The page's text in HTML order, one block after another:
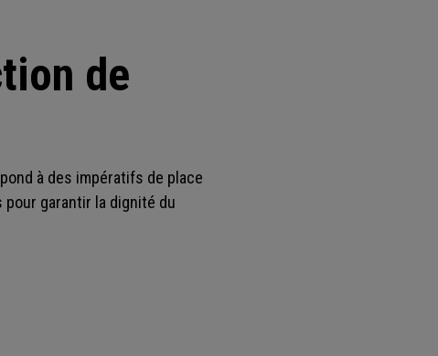
de
à des impératifs de place
garantir la dignité du